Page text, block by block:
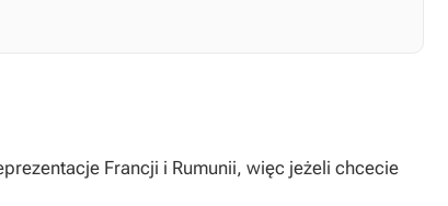
Francji i Rumunii, więc jeżeli chcecie